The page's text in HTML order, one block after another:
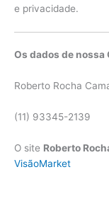
e privacidade.
Os dados de nossa
Roberto Rocha
(11) 93345-2139
O site Roberto
VisãoMarket